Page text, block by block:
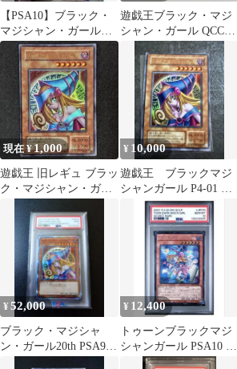
【PSA10】ブラック・
マジシャン・ガール
クオシク イラスト違
い
遊戯王ブラック・マジ
シャン・ガール QCCU-
JP002 クオシク 美品
現在 ¥1,000
遊戯王 旧レギュ ブラッ
ク・マジシャン・ガー
¥ 10,000
遊戯王 ブラックマジ
シャンガール P4-01 遊
¥52,000
ブラック・マジシャ
ン・ガール20th PSA9五
¥ 12,400
トゥーンブラックマジ
シャンガール PSA10 遊